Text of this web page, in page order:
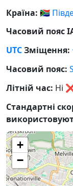
Країна: 🇿🇦
Часовий пояс
UTCЗміщення:
Часовий пояс:
Літній час: Ні
Стандартні
+
−